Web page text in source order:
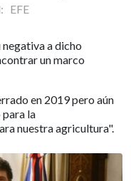
EFE
a dicho
un marco
en 2019 pero aún
la
nuestra agricultura".